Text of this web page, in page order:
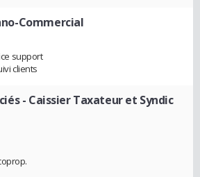
Commercial
support
clients
- Caissier Taxateur et Syndic